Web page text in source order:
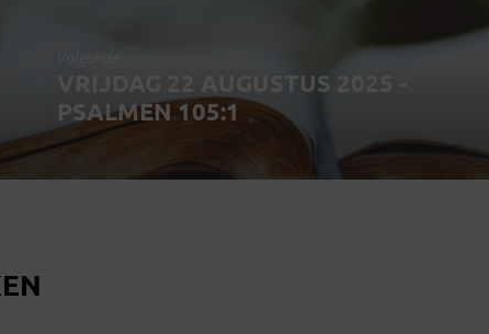
VRIJDAG 22 AUGUSTUS 2025 -
PSALMEN 105:1